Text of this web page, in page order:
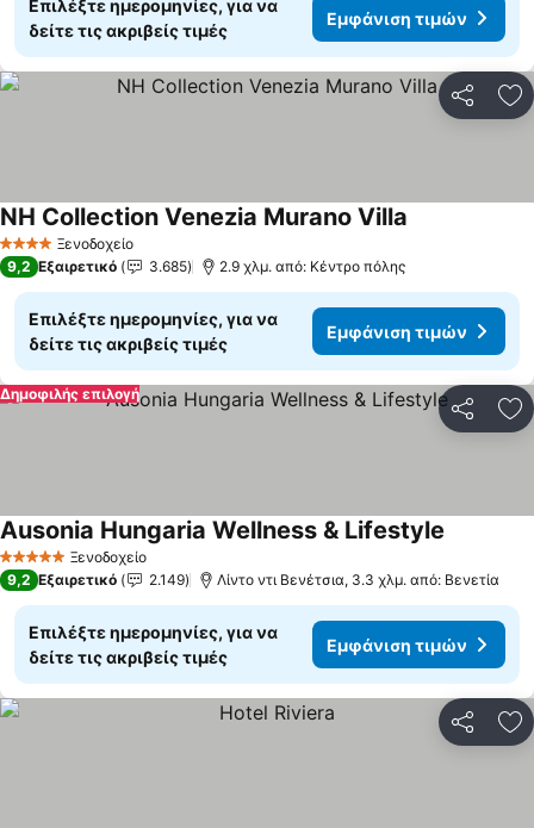
Επιλέξτε ημερομηνίες, για να
δείτε τις ακριβείς τιμές
Εμφάνιση τιμών
4 ΑστέριαΞενοδοχείο
NH Collection Venezia Murano Villa
9,2 Εξαιρετικό 3.685 2.9 χλμ. από: Κέντρο πόλης
Επιλέξτε ημερομηνίες, για να
δείτε τις ακριβείς τιμές
Εμφάνιση τιμών
Δημοφιλής επιλογή
5 Αστέρια Ξενοδοχείο
Ausonia Hungaria Wellness & Lifestyle
9,2 Εξαιρετικό 2.149 Λίντο ντι Βενέτσια, 3.3 χλμ. από: Βενετία
Επιλέξτε ημερομηνίες, για να
δείτε τις ακριβείς τιμές
Εμφάνιση τιμών